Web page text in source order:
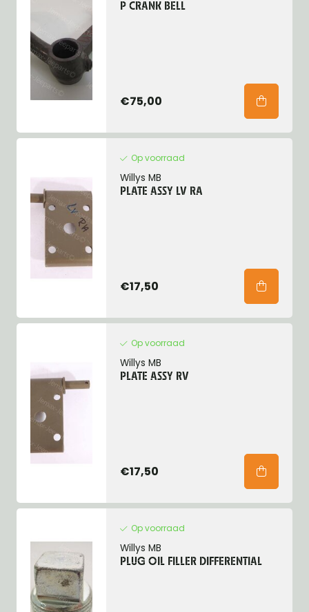
P CRANK BELL
€75,00
Op voorraad
Willys MB
PLATE ASSY LV RA
€17,50
Op voorraad
Willys MB
PLATE ASSY RV
€17,50
Op voorraad
Willys MB
PLUG OIL FILLER DIFFERENTIAL